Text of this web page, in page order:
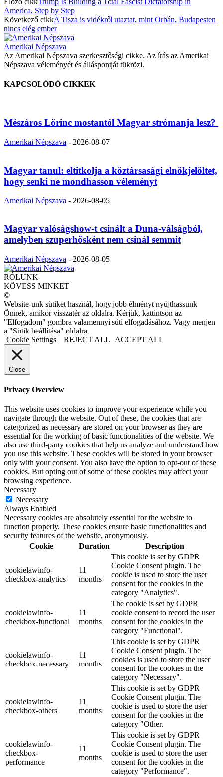
America, Step by Step
Következő cikkA Tisza is vidékről utaztat, mint Orbán, Budapesten
nincs elég ember
Amerikai Népszava
Az Amerikai Népszava szerkesztőségi cikke. Az írás az Amerikai
Népszava véleményét és álláspontját tükrözi.
KAPCSOLÓDÓ CIKKEK
Mészáros Lőrinc mostantól Magyar strómanja lesz?
Amerikai Népszava - 2026-08-07
Magyar tanul: eltitkolja a köztársasági elnökjelöltet,
hogy senki ne mondhasson véleményt
Amerikai Népszava - 2026-08-05
Magyar valóságshow-t csinált a Duna-válságból,
amelyben szuperhősként nem csinál semmit
Amerikai Népszava - 2026-08-05
RÓLUNK
KÖVESS MINKET
©
Website-unk sütiket használ, hogy jobb élményt nyújthassunk
Önnek, amikor visszatér az oldalra. Kérjük, kattintson az
"Elfogadom" gombra valamennyi süti elfogadásához. Vagy menjen
a "Sütik beállítása" oldalra.
Cookie Settings
REJECT ALL ACCEPT ALL
Close
Privacy Overview
This website uses cookies to improve your experience while you
navigate through the website. Out of these, the cookies that are
categorized as necessary are stored on your browser as they are
essential for the working of basic functionalities of the website. We
also use third-party cookies that help us analyze and understand how
you use this website. These cookies will be stored in your browser
only with your consent. You also have the option to opt-out of these
cookies. But opting out of some of these cookies may affect your
browsing experience.
Necessary
Necessary
Always Enabled
Necessary cookies are absolutely essential for the website to
function properly. These cookies ensure basic functionalities and
security features of the website, anonymously.
Cookie
Duration Description
cookielawinfo-
checkbox-analytics
11
months
This cookie is set by GDPR
Cookie Consent plugin. The
cookie is used to store the user
consent for the cookies in the
category "Analytics".
cookielawinfo-
checkbox-functional
11
months
The cookie is set by GDPR
cookie consent to record the user
consent for the cookies in the
category "Functional".
cookielawinfo-
checkbox-necessary
11
months
This cookie is set by GDPR
Cookie Consent plugin. The
cookies is used to store the user
consent for the cookies in the
category "Necessary".
cookielawinfo-
checkbox-others
11
months
This cookie is set by GDPR
Cookie Consent plugin. The
cookie is used to store the user
consent for the cookies in the
category "Other.
cookielawinfo-
checkbox-
performance
11
months
This cookie is set by GDPR
Cookie Consent plugin. The
cookie is used to store the user
consent for the cookies in the
category "Performance".